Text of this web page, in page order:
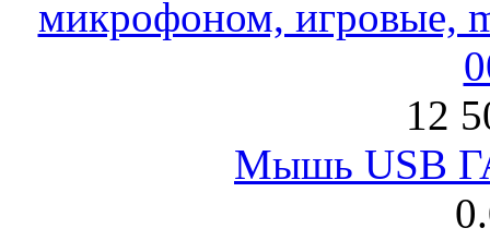
микрофоном, игровые,
12
Мышь USB